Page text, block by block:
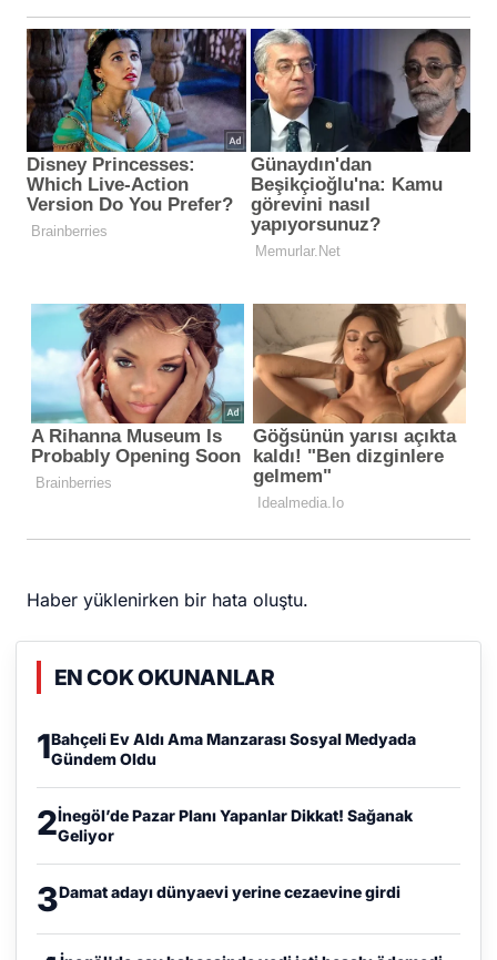
Haber yüklenirken bir hata oluştu.
EN COK OKUNANLAR
1Bahçeli Ev Aldı Ama Manzarası Sosyal Medyada
Gündem Oldu
2İnegöl’de Pazar Planı Yapanlar Dikkat! Sağanak
Geliyor
3Damat adayı dünyaevi yerine cezaevine girdi